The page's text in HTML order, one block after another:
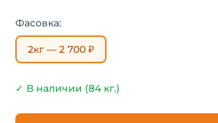
Фасовка:
2кг — 2 700 ₽
✓ В наличии (84 кг.)